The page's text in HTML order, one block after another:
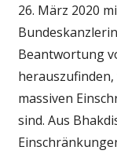
26. März 2020
Beantwortung
massiven
sind. Aus